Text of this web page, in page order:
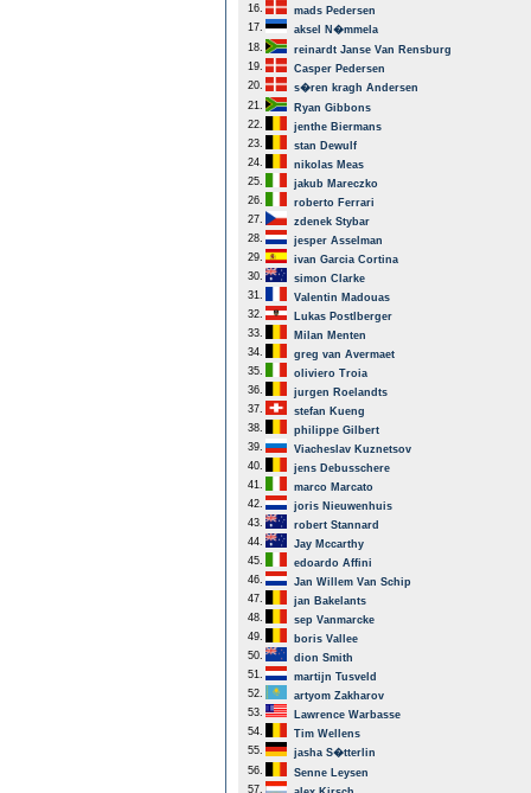
16.
mads Pedersen
17.
aksel N�mmela
18.
reinardt Janse Van Rensburg
19.
Casper Pedersen
20.
s�ren kragh Andersen
21.
Ryan Gibbons
22.
jenthe Biermans
23.
stan Dewulf
24.
nikolas Meas
25.
jakub Mareczko
26.
roberto Ferrari
27.
zdenek Stybar
28.
jesper Asselman
29.
ivan Garcia Cortina
30.
simon Clarke
31.
Valentin Madouas
32.
Lukas Postlberger
33.
Milan Menten
34.
greg van Avermaet
35.
oliviero Troia
36.
jurgen Roelandts
37.
stefan Kueng
38.
philippe Gilbert
39.
Viacheslav Kuznetsov
40.
jens Debusschere
41.
marco Marcato
42.
joris Nieuwenhuis
43.
robert Stannard
44.
Jay Mccarthy
45.
edoardo Affini
46.
Jan Willem Van Schip
47.
jan Bakelants
48.
sep Vanmarcke
49.
boris Vallee
50.
dion Smith
51.
martijn Tusveld
52.
artyom Zakharov
53.
Lawrence Warbasse
54.
Tim Wellens
55.
jasha S�tterlin
56.
Senne Leysen
57.